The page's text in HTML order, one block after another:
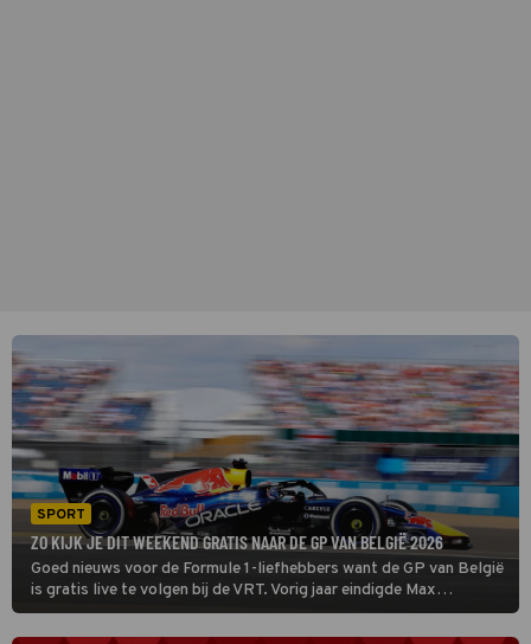
SPORT
ZO KIJK JE DIT WEEKEND GRATIS NAAR DE GP VAN BELGIË 2026
Goed nieuws voor de Formule 1-liefhebbers want de GP van België
is gratis live te volgen bij de VRT. Vorig jaar eindigde Max
Verstappen als vierde op Circuit de Spa-Francorchamps, ruim
achter winnaar Oscar Piastri.